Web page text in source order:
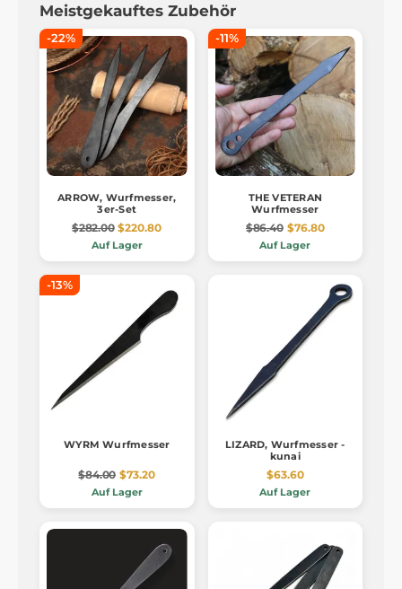
Meistgekauftes Zubehör
-22%
ARROW, Wurfmesser,
3er-Set
$282.00 $220.80
Auf Lager
-11%
THE VETERAN
Wurfmesser
$86.40 $76.80
Auf Lager
-13%
WYRM Wurfmesser
$84.00 $73.20
Auf Lager
LIZARD, Wurfmesser -
kunai
$63.60
Auf Lager